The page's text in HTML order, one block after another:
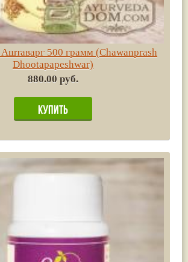
500 грамм (Chawanprash
Dhootapapeshwar)
880.00 руб.